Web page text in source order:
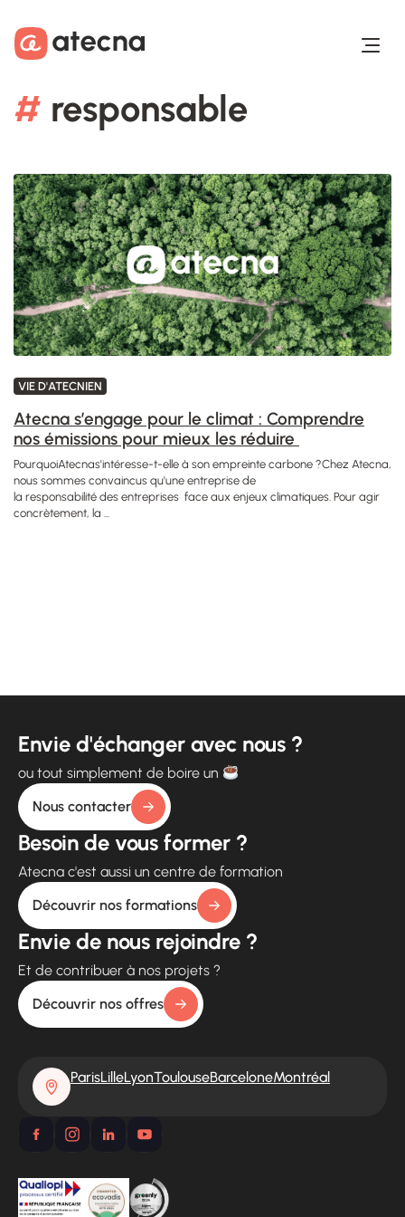
# responsable
VIE D'ATECNIEN
Atecna s’engage pour le climat : Comprendre
nos émissions pour mieux les réduire
PourquoiAtecnas'intéresse-t-elle à son empreinte carbone ?Chez Atecna,
nous sommes convaincus qu'une entreprise de
la responsabilité des entreprises face aux enjeux climatiques. Pour agir
concrètement, la ...
Envie d'échanger avec nous ?
ou tout simplement de boire un
Nous contacter
Besoin de vous former ?
Atecna c'est aussi un centre de formation
Découvrir nos formations
Envie de nous rejoindre ?
Et de contribuer à nos projets ?
Découvrir nos offres
ParisLilleLyonToulouseBarceloneMontréal